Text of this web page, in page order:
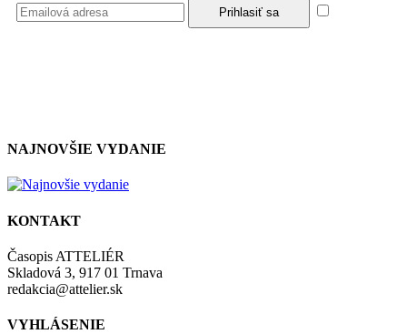
NAJNOVŠIE VYDANIE
KONTAKT
Časopis ATTELIÉR
Skladová 3, 917 01 Trnava
redakcia@attelier.sk
VYHLÁSENIE